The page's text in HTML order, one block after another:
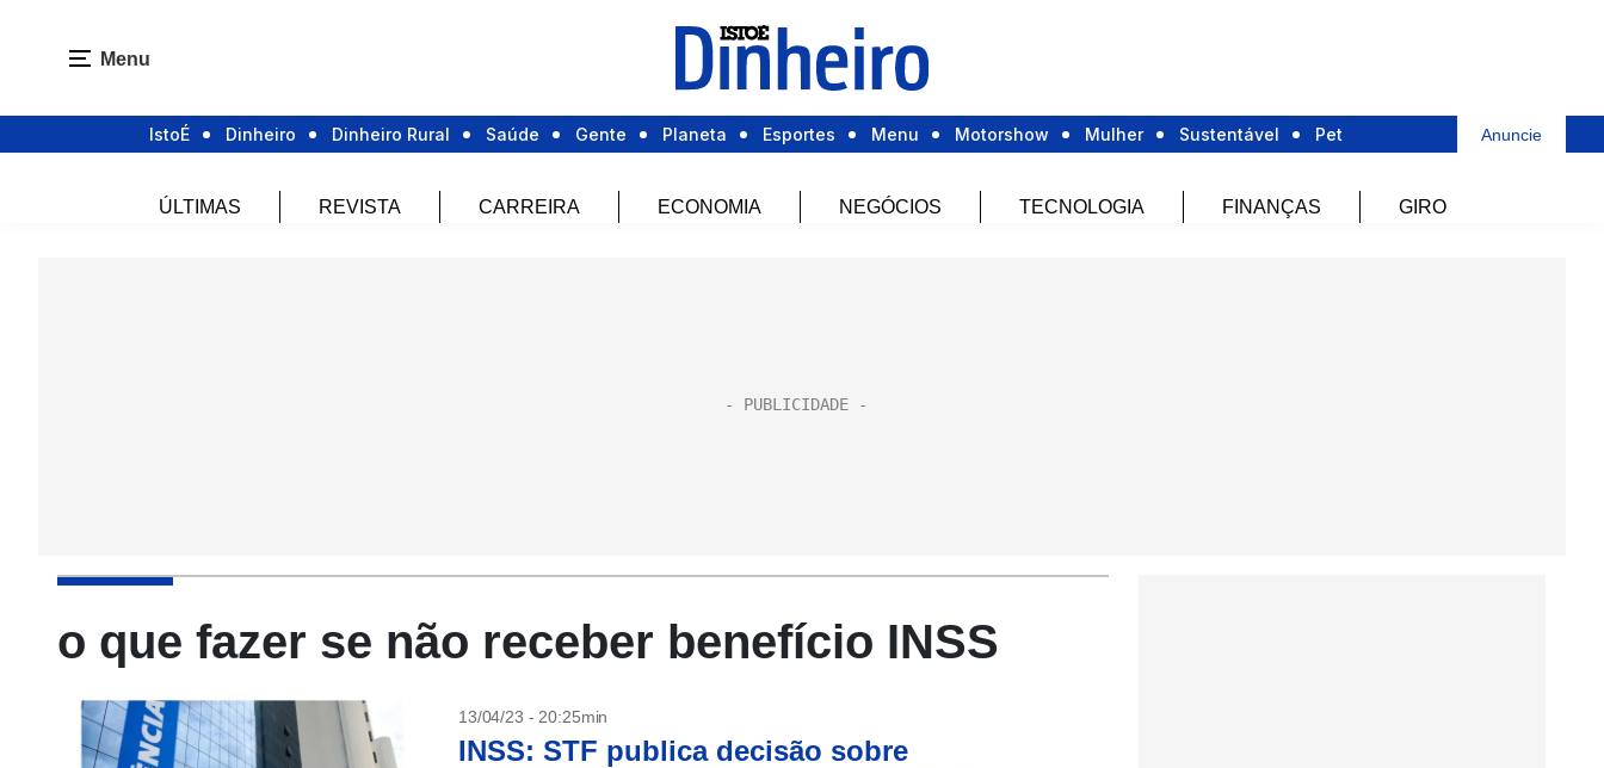
Menu
IstoÉ Dinheiro Dinheiro Rural Saúde Gente Planeta Esportes Menu Motorshow Mulher Sustentável Pet Anuncie
ÚLTIMAS REVISTA CARREIRA ECONOMIA NEGÓCIOS TECNOLOGIA FINANÇAS GIRO
o que fazer se não receber benefício INSS
13/04/23 - 20:25min
INSS: STF publica decisão sobre